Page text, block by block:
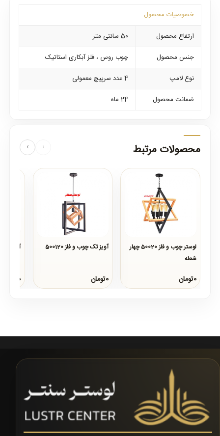
خصوصیات محصول
ارتفاع محصول
50 سانتی متر
جنس محصول
چوب روس ، فلز آبکاری استاتیک
نوع لامپ
4 عدد سرپیچ معمولی
ضمانت محصول
24 ماه
محصولات مرتبط ‹
›
لوستر چوب و فلز 50020 چهار
شعله
..
0تومان
آویز تک چوب و فلز 500120
..
0تومان
آویز تک
..
0تومان